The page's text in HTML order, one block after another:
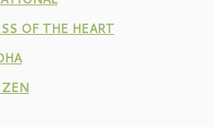
OF THE HEART